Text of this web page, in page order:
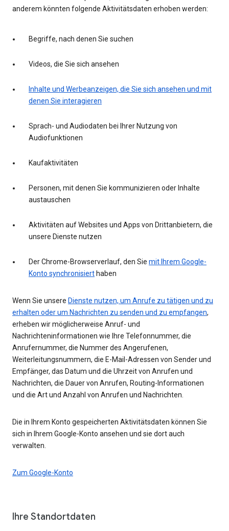
anderem könnten folgende Aktivitätsdaten erhoben werden:
Begriffe, nach denen Sie suchen
Videos, die Sie sich ansehen
Inhalte und Werbeanzeigen, die Sie sich ansehen und mit
denen Sie interagieren
Sprach- und Audiodaten bei Ihrer Nutzung von
Audiofunktionen
Kaufaktivitäten
Personen, mit denen Sie kommunizieren oder Inhalte
austauschen
Aktivitäten auf Websites und Apps von Drittanbietern, die
unsere Dienste nutzen
Der Chrome-Browserverlauf, den Sie mit Ihrem Google-
Konto synchronisiert haben
Wenn Sie unsere Dienste nutzen, um Anrufe zu tätigen und zu
erhalten oder um Nachrichten zu senden und zu empfangen,
erheben wir möglicherweise Anruf- und
Nachrichteninformationen wie Ihre Telefonnummer, die
Anrufernummer, die Nummer des Angerufenen,
Weiterleitungsnummern, die E-Mail-Adressen von Sender und
Empfänger, das Datum und die Uhrzeit von Anrufen und
Nachrichten, die Dauer von Anrufen, Routing-Informationen
und die Art und Anzahl von Anrufen und Nachrichten.
Die in Ihrem Konto gespeicherten Aktivitätsdaten können Sie
sich in Ihrem Google-Konto ansehen und sie dort auch
verwalten.
Zum Google-Konto
Ihre Standortdaten